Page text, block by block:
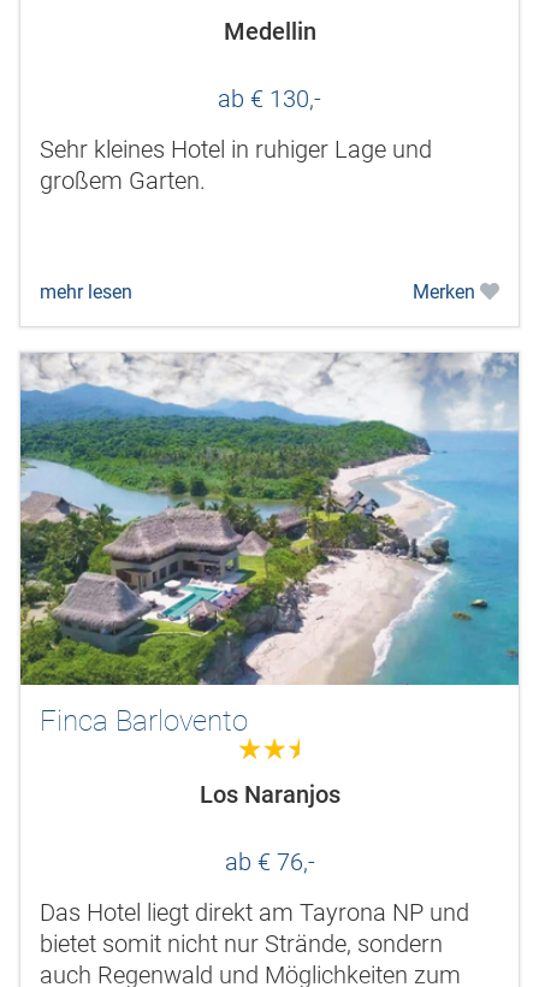
Medellin
ab € 130,-
Sehr kleines Hotel in ruhiger Lage und
großem Garten.
mehr lesen Merken
Finca Barlovento
2.5
Los Naranjos
ab € 76,-
Das Hotel liegt direkt am Tayrona NP und
bietet somit nicht nur Strände, sondern
auch Regenwald und Möglichkeiten zum